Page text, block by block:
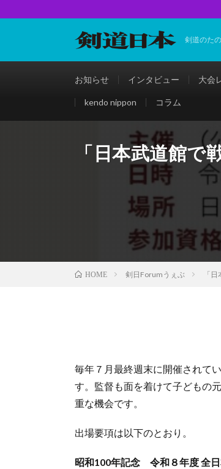
剣道のた
お知らせ インタビュー 大会
kendo nippon コラム
「日本武道館
HOME 剣日Forumうぇぶ 「
毎年７月最終週末に開催されて
す。監督も面を着けて子どもの
重な機会です。
出場要項は以下のとおり。
昭和100年記念 令和８年度 全